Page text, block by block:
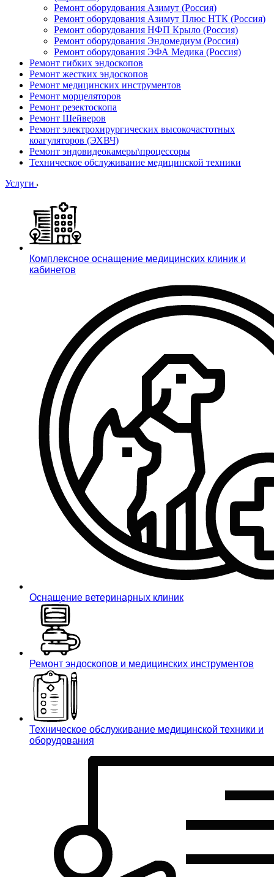
Ремонт оборудования Азимут (Россия)
Ремонт оборудования Азимут Плюс НТК (Россия)
Ремонт оборудования НФП Крыло (Россия)
Ремонт оборудования Эндомедиум (Россия)
Ремонт оборудования ЭФА Медика (Россия)
Ремонт гибких эндоскопов
Ремонт жестких эндоскопов
Ремонт медицинских инструментов
Ремонт морцеляторов
Ремонт резектоскопа
Ремонт Шейверов
Ремонт электрохирургических высокочастотных
коагуляторов (ЭХВЧ)
Ремонт эндовидеокамеры\процессоры
Техническое обслуживание медицинской техники
Услуги
Комплексное оснащение медицинских клиник и
кабинетов
Оснащение ветеринарных клиник
Ремонт эндоскопов и медицинских инструментов
Техническое обслуживание медицинской техники и
оборудования